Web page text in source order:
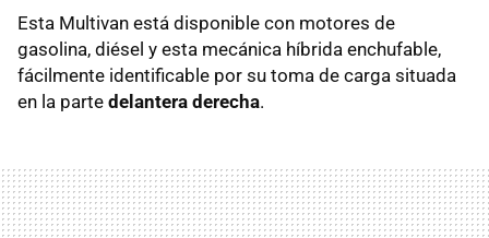
Esta Multivan está disponible con motores de
gasolina, diésel y esta mecánica híbrida enchufable,
fácilmente identificable por su toma de carga situada
en la parte delantera derecha.